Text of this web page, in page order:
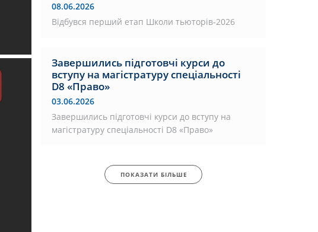
08.06.2026
Відбувся перший етап Школи тьюторів-2026
Завершились підготовчі курси до
вступу на магістратуру спеціальності
D8 «Право»
03.06.2026
Завершились підготовчі курси до вступу на
магістратуру спеціальності D8 «Право»
ПОКАЗАТИ БІЛЬШЕ